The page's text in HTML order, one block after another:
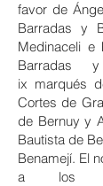
favor de
Barradas y
Medinaceli e
Barradas
ix marqués
Cortes de
de Bernuy y
Bautista de
Benamejí. El
a los